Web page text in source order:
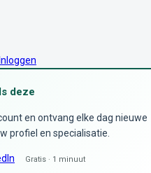
Inloggen
deze
en ontvang elke dag nieuwe
profiel en specialisatie.
Gratis · 1 minuut